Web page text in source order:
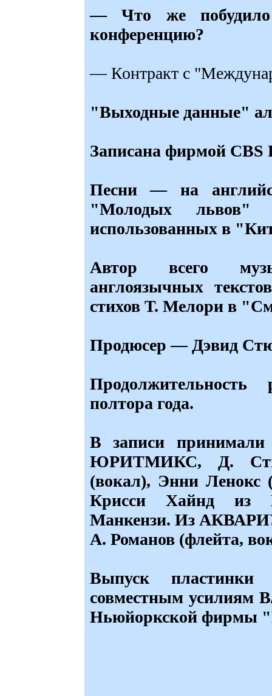
— Что же
конференцию?
— Контракт с
"Выходные данные"
Записана фирмой CBS
Песни — на
"Молодых
использованных в
Автор всего
англоязычных
стихов Т. Мелори в
Продюсер — Дэвид
полтора года.
В записи принимали
ЮРИТМИКС, Д.
(вокал), Энни Ленокс
Крисси Хайнд из
Манкензи. Из
А. Романов (флейта,
Выпуск пластинки
совместным усилиям
Ньюйоркской фирмы